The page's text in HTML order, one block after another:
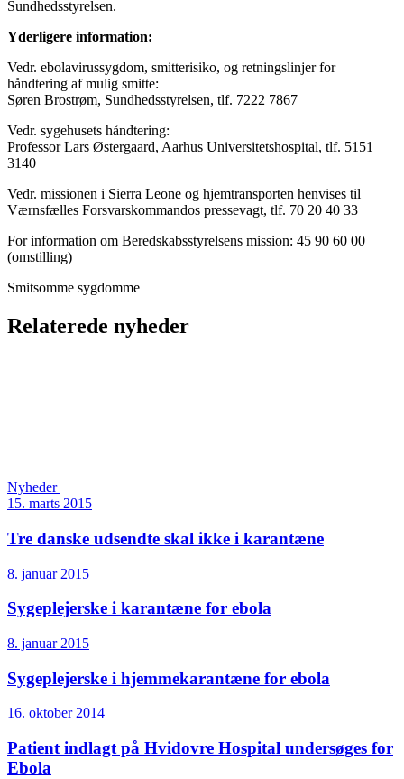
Sundhedsstyrelsen.
Yderligere information:
Vedr. ebolavirussygdom, smitterisiko, og retningslinjer for
håndtering af mulig smitte:
Søren Brostrøm, Sundhedsstyrelsen, tlf. 7222 7867
Vedr. sygehusets håndtering:
Professor Lars Østergaard, Aarhus Universitetshospital, tlf. 5151
3140
Vedr. missionen i Sierra Leone og hjemtransporten henvises til
Værnsfælles Forsvarskommandos pressevagt, tlf. 70 20 40 33
For information om Beredskabsstyrelsens mission: 45 90 60 00
(omstilling)
Smitsomme sygdomme
Relaterede nyheder
Nyheder
15. marts 2015
Tre danske udsendte skal ikke i karantæne
8. januar 2015
Sygeplejerske i karantæne for ebola
8. januar 2015
Sygeplejerske i hjemmekarantæne for ebola
16. oktober 2014
Patient indlagt på Hvidovre Hospital undersøges for
Ebola